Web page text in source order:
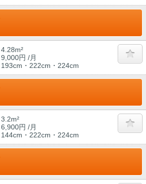
4.28m²
9,000円 /月
193cm・222cm・224cm
3.2m²
6,900円 /月
144cm・222cm・224cm